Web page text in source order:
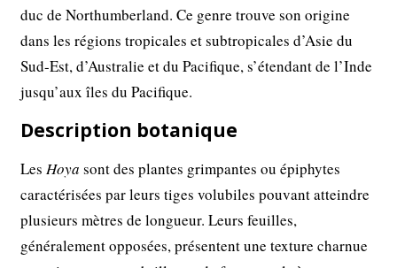
duc de Northumberland. Ce genre trouve son origine
dans les régions tropicales et subtropicales d’Asie du
Sud-Est, d’Australie et du Pacifique, s’étendant de l’Inde
jusqu’aux îles du Pacifique.
Description botanique
LesHoya sont des plantes grimpantes ou épiphytes
caractérisées par leurs tiges volubiles pouvant atteindre
plusieurs mètres de longueur. Leurs feuilles,
généralement opposées, présentent une texture charnue